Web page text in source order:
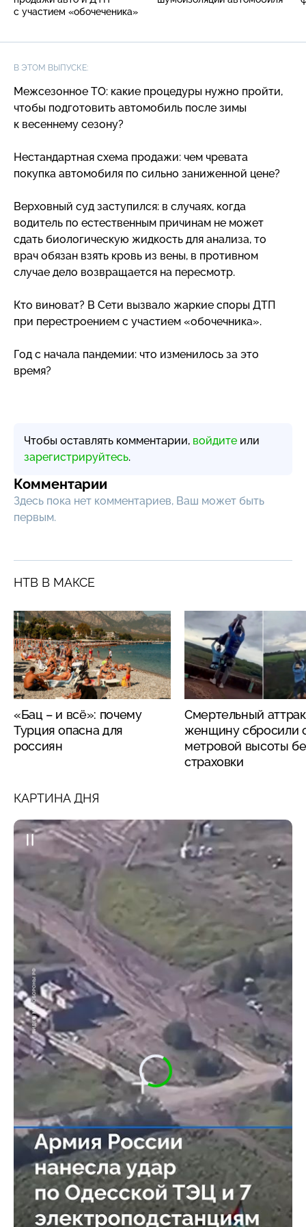
с участием «обочеченика»
В ЭТОМ ВЫПУСКЕ:
Межсезонное ТО: какие процедуры нужно пройти,
чтобы подготовить автомобиль после зимы
к весеннему сезону?
Нестандартная схема продажи: чем чревата
покупка автомобиля по сильно заниженной цене?
Верховный суд заступился: в случаях, когда
водитель по естественным причинам не может
сдать биологическую жидкость для анализа, то
врач обязан взять кровь из вены, в противном
случае дело возвращается на пересмотр.
Кто виноват? В Сети вызвало жаркие споры ДТП
при перестроением с участием «обочечника».
Год с начала пандемии: что изменилось за это
время?
Чтобы оставлять комментарии, войдите или
зарегистрируйтесь.
Комментарии
Здесь пока нет комментариев, Ваш может быть
первым.
НТВ В МАКСЕ
«Бац – и всё»: почему
Турция опасна для
россиян
Смертельный
женщину сбросили
метровой высоты
страховки
КАРТИНА ДНЯ